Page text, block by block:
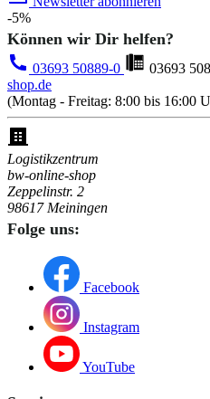
-5%
Können wir Dir helfen?
03693 50889-0 03693
shop.de
(Montag - Freitag: 8:00 bis 16:00
Logistikzentrum
bw-online-shop
Zeppelinstr. 2
98617 Meiningen
Folge uns:
Facebook
Instagram
YouTube